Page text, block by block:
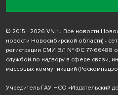
© 2015 - 2026 VN.ru Все новости
новости Новосибирской области) -
регистрации СМИ ЭЛ № ФС 77-66488
службой по надзору в сфере связи,
массовых коммуникаций
Учредитель ГАУ НСО «Издательский